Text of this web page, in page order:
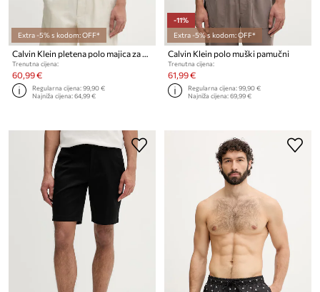
Extra -5% s kodom: OFF*
Calvin Klein pletena polo majica za muškarce od pamuka
Trenutna cijena:
60,99 €
Regularna cijena:99,90 €
Najniža cijena:64,99 €
-11%
Extra -5% s kodom: OFF*
Calvin Klein polo muški pamučni
Trenutna cijena:
61,99 €
Regularna cijena:99,90 €
Najniža cijena:69,99 €